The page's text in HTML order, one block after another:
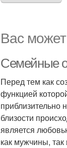
Вас
Семейные
Перед тем как
функцией
приблизительно
близости
является
как мужчины,